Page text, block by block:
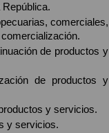
comerciales,
de productos y
de productos y
y servicios.
y servicios.